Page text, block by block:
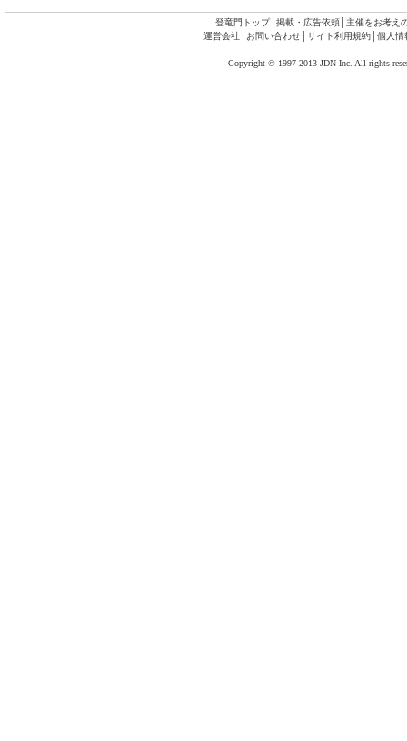
登竜門トップ│ 掲載・広告依頼
主催をお考え
運営会社│ お問い合わせ│ サイト利用規約│ 個人情
Copyright © 1997-2013 JDN Inc. All rights